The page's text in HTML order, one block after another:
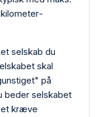
kilometer­
selskab du
skal
på
beder selskabet
kræve